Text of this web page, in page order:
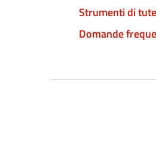
Strumenti di
Domande